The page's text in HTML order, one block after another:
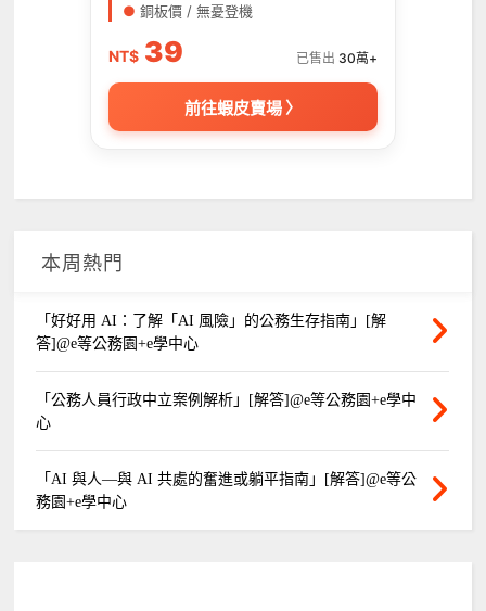
● 銅板價 / 無憂登機
NT$ 39 已售出 30萬+
前往蝦皮賣場 〉
本周熱門
「好好用 AI：了解「AI 風險」的公務生存指南」[解
答]@e等公務園+e學中心
「公務人員行政中立案例解析」[解答]@e等公務園+e學中
心
「AI 與人—與 AI 共處的奮進或躺平指南」[解答]@e等公
務園+e學中心